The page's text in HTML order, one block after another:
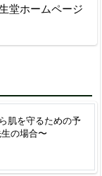
堂ホームページ
肌を守るための予
の場合〜